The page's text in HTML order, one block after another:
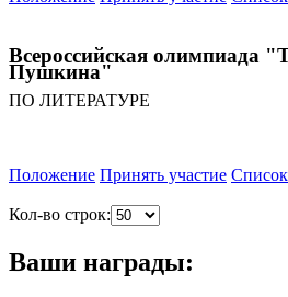
Всероссийская олимпиада
Пушкина"
ПО ЛИТЕРАТУРЕ
Положение Принять участие Список
Кол-во строк:
Ваши награды: